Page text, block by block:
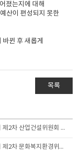
졌는지에 대해
산이 편성되지 못한
뀐 후 새롭게
목록
제263회 울산광역시의회 임시회 제2차 산업건설위원회 회의결과
제263회 울산광역시의회 임시회 제2차 문화복지환경위원회 회의결과